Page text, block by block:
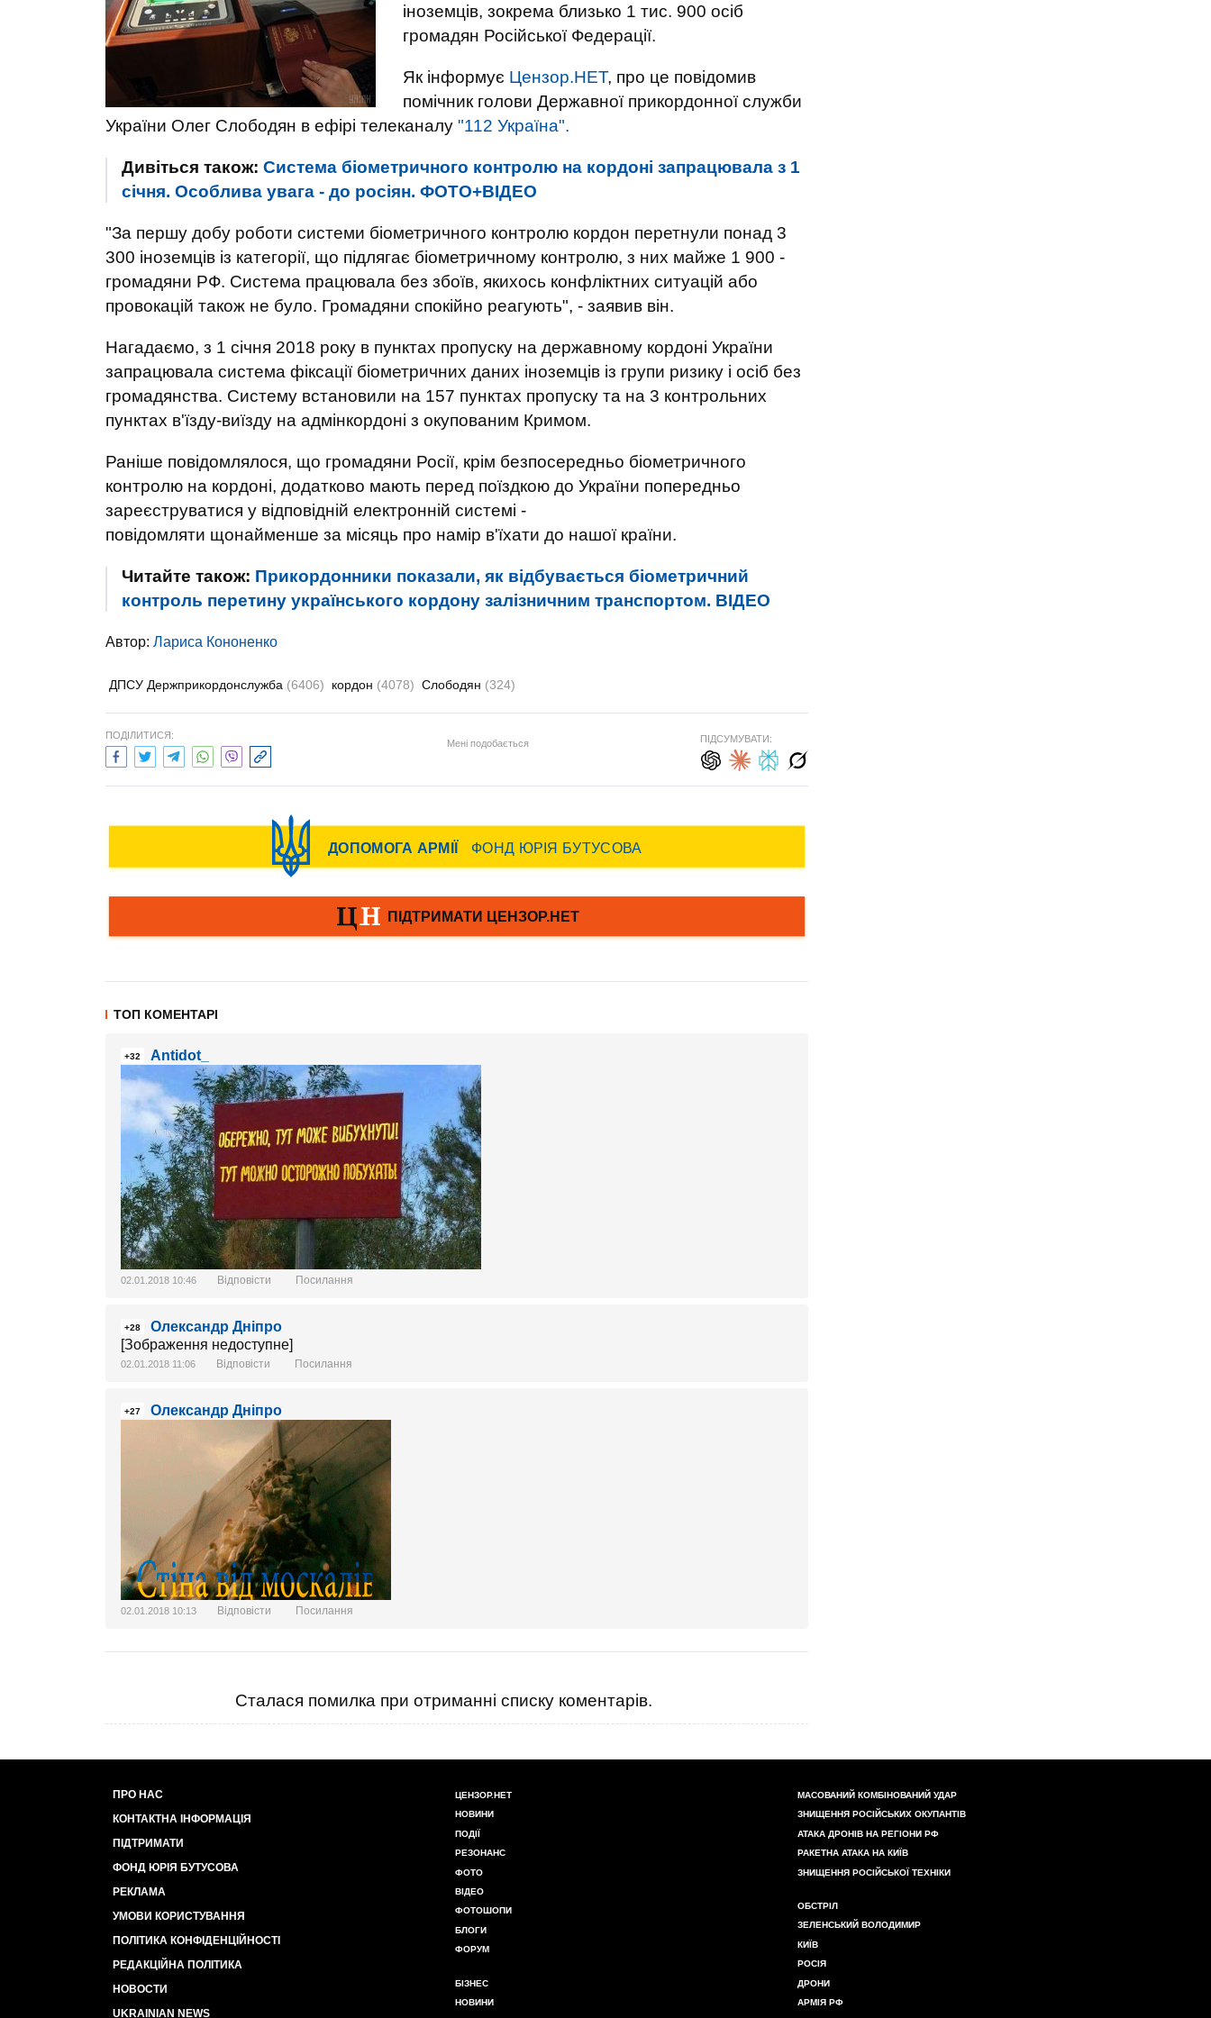
іноземців, зокрема близько 1 тис. 900 осіб
громадян Російської Федерації.
Як інформує Цензор.НЕТ, про це повідомив
помічник голови Державної прикордонної служби
України Олег Слободян в ефірі телеканалу "112 Україна".
Дивіться також: Система біометричного контролю на кордоні запрацювала з 1
січня. Особлива увага - до росіян. ФОТО+ВІДЕО
"За першу добу роботи системи біометричного контролю кордон перетнули понад 3
300 іноземців із категорії, що підлягає біометричному контролю, з них майже 1 900 -
громадяни РФ. Система працювала без збоїв, якихось конфліктних ситуацій або
провокацій також не було. Громадяни спокійно реагують", - заявив він.
Нагадаємо, з 1 січня 2018 року в пунктах пропуску на державному кордоні України
запрацювала система фіксації біометричних даних іноземців із групи ризику і осіб без
громадянства. Систему встановили на 157 пунктах пропуску та на 3 контрольних
пунктах в'їзду-виїзду на адмінкордоні з окупованим Кримом.
Раніше повідомлялося, що громадяни Росії, крім безпосередньо біометричного
контролю на кордоні, додатково мають перед поїздкою до України попередньо
зареєструватися у відповідній електронній системі -
повідомляти щонайменше за місяць про намір в'їхати до нашої країни.
Читайте також: Прикордонники показали, як відбувається біометричний
контроль перетину українського кордону залізничним транспортом. ВIДЕО
Автор: Лариса Кононенко
ДПСУ Держприкордонслужба (6406) кордон (4078) Слободян (324)
ПОДІЛИТИСЯ:
Мені подобається ПІДСУМУВАТИ:
ТОП КОМЕНТАРІ
+32 Antidot_
02.01.2018 10:46 Відповісти Посилання
+28
Олександр Дніпро
[Зображення недоступне]
02.01.2018 11:06 Відповісти Посилання
+27 Олександр Дніпро
02.01.2018 10:13 Відповісти Посилання
Сталася помилка при отриманні списку коментарів.
ПРО НАС
КОНТАКТНА ІНФОРМАЦІЯ
ПІДТРИМАТИ
ФОНД ЮРІЯ БУТУСОВА
РЕКЛАМА
УМОВИ КОРИСТУВАННЯ
ПОЛІТИКА КОНФІДЕНЦІЙНОСТІ
РЕДАКЦІЙНА ПОЛІТИКА
НОВОСТИ
UKRAINIAN NEWS
ЦЕНЗОР.НЕТ
НОВИНИ
ПОДІЇ
РЕЗОНАНС
ФОТО
ВІДЕО
ФОТОШОПИ
БЛОГИ
ФОРУМ
БІЗНЕС
НОВИНИ
МАСОВАНИЙ КОМБІНОВАНИЙ УДАР
ЗНИЩЕННЯ РОСІЙСЬКИХ ОКУПАНТІВ
АТАКА ДРОНІВ НА РЕГІОНИ РФ
РАКЕТНА АТАКА НА КИЇВ
ЗНИЩЕННЯ РОСІЙСЬКОЇ ТЕХНІКИ
ОБСТРІЛ
ЗЕЛЕНСЬКИЙ ВОЛОДИМИР
КИЇВ
РОСІЯ
ДРОНИ
АРМІЯ РФ